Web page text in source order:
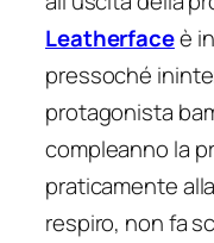
Leatherfaceè
pressoché
protagonista
compleanno la
praticamente
respiro, non fa